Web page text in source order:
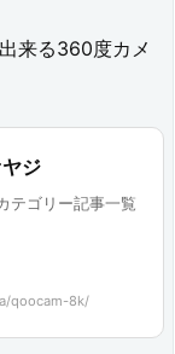
来る360度カメ
ジ
テゴリー記事一覧
qoocam-8k/